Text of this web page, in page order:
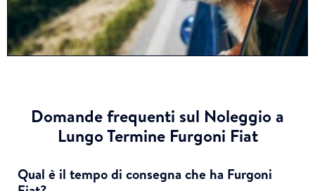
Domande frequenti sul Noleggio a
Lungo Termine Furgoni Fiat
Qual è il tempo di consegna che ha Furgoni